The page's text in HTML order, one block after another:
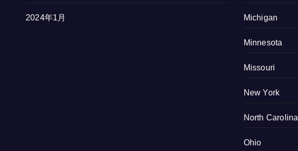
2024年1月 Michigan
Minnesota
Missouri
New York
North Carolina
Ohio